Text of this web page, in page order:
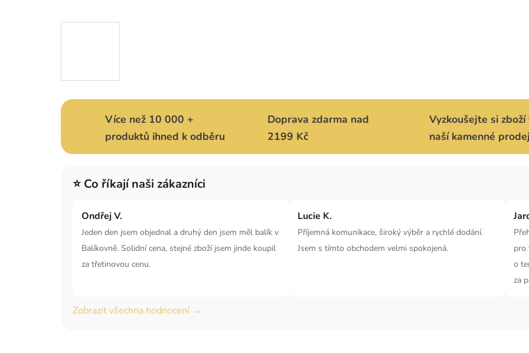
Více než 10 000 +
produktů ihned k odběru
Doprava zdarma nad
2199 Kč
Vyzkoušejte si zboží
naší kamenné
⭐ Co říkají naši zákazníci
Ondřej V.
Jeden den jsem objednal a druhý den jsem měl balík v
Balíkovně. Solidní cena, stejné zboží jsem jinde koupil
za třetinovou cenu.
Lucie K.
Příjemná komunikace, široký výběr a rychlé dodání.
Jsem s tímto obchodem velmi spokojená.
pro
o
za
Zobrazit všechna hodnocení →